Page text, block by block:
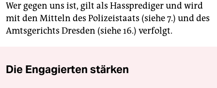
Wer gegen uns ist, gilt als Hassprediger und wird
mit den Mitteln des Polizeistaats (siehe 7.) und des
Amtsgerichts Dresden (siehe 16.) verfolgt.
Die Engagierten stärken